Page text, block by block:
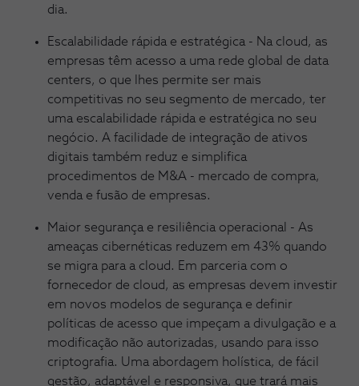
dia.
Escalabilidade rápida e estratégica - Na cloud, as
empresas têm acesso a uma rede global de data
centers, o que lhes permite ser mais
competitivas no seu segmento de mercado, ter
uma escalabilidade rápida e estratégica no seu
negócio. A facilidade de integração de ativos
digitais também reduz e simplifica
procedimentos de M&A - mercado de compra,
venda e fusão de empresas.
Maior segurança e resiliência operacional - As
ameaças cibernéticas reduzem em 43% quando
se migra para a cloud. Em parceria com o
fornecedor de cloud, as empresas devem investir
em novos modelos de segurança e definir
políticas de acesso que impeçam a divulgação e a
modificação não autorizadas, usando para isso
criptografia. Uma abordagem holística, de fácil
gestão, adaptável e responsiva, que trará mais